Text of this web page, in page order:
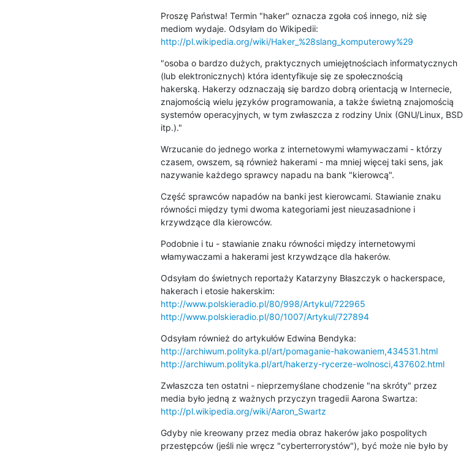
Proszę Państwa! Termin "haker" oznacza zgoła coś innego, niż się
http://pl.wikipedia.org/wiki/Haker_%28slang_komputerowy%29
"osoba o bardzo dużych, praktycznych umiejętnościach informatycznych
(lub elektronicznych) która identyfikuje się ze społecznością
hakerską. Hakerzy odznaczają się bardzo dobrą orientacją w Internecie,
znajomością wielu języków programowania, a także świetną znajomością
systemów operacyjnych, w tym zwłaszcza z rodziny Unix (GNU/Linux, BSD
itp.)."
Wrzucanie do jednego worka z internetowymi włamywaczami - którzy
czasem, owszem, są również hakerami - ma mniej więcej taki sens, jak
nazywanie każdego sprawcy napadu na bank "kierowcą".
Część sprawców napadów na banki jest kierowcami. Stawianie znaku
równości między tymi dwoma kategoriami jest nieuzasadnione i
krzywdzące dla kierowców.
Podobnie i tu - stawianie znaku równości między internetowymi
włamywaczami a hakerami jest krzywdzące dla hakerów.
Odsyłam do świetnych reportaży Katarzyny Błaszczyk o hackerspace,
http://www.polskieradio.pl/80/998/Artykul/722965
http://www.polskieradio.pl/80/1007/Artykul/727894
http://archiwum.polityka.pl/art/pomaganie-hakowaniem,434531.html
http://archiwum.polityka.pl/art/hakerzy-rycerze-wolnosci,437602.html
Zwłaszcza ten ostatni - nieprzemyślane chodzenie "na skróty" przez
http://pl.wikipedia.org/wiki/Aaron_Swartz
Gdyby nie kreowany przez media obraz hakerów jako pospolitych
przestępców (jeśli nie wręcz "cyberterrorystów"), być może nie było by